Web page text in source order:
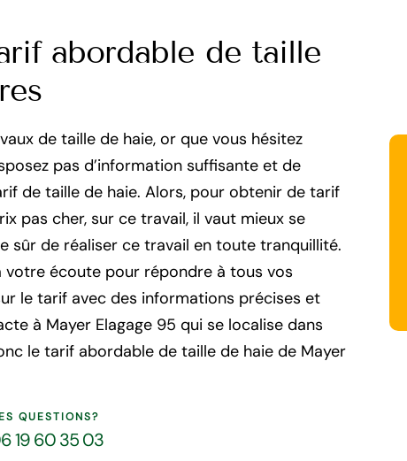
abordable de taille
de taille de haie, or que vous hésitez
pas d’information suffisante et de
de taille de haie. Alors, pour obtenir de tarif
pas cher, sur ce travail, il vaut mieux se
sûr de réaliser ce travail en toute tranquillité.
votre écoute pour répondre à tous vos
le tarif avec des informations précises et
à Mayer Elagage 95 qui se localise dans
le tarif abordable de taille de haie de Mayer
QUESTIONS?
19 60 35 03